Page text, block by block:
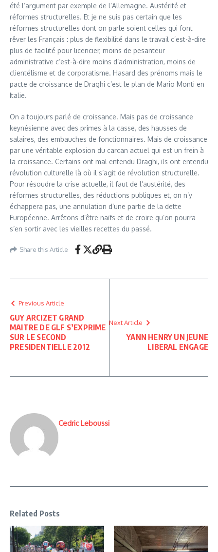
été l’argument par exemple de l’Allemagne. Austérité et
réformes structurelles. Et je ne suis pas certain que les
réformes structurelles dont on parle soient celles qui font
rêver les Français : plus de flexibilité dans le travail c’est-à-dire
plus de facilité pour licencier, moins de pesanteur
administrative c’est-à-dire moins d’administration, moins de
clientélisme et de corporatisme. Hasard des prénoms mais le
pacte de croissance de Draghi c’est le plan de Mario Monti en
Italie.
On a toujours parlé de croissance. Mais pas de croissance
keynésienne avec des primes à la casse, des hausses de
salaires, des embauches de fonctionnaires. Mais de croissance
par une véritable explosion du carcan actuel qui est un frein à
la croissance. Certains ont mal entendu Draghi, ils ont entendu
révolution culturelle là où il s’agit de révolution structurelle.
Pour résoudre la crise actuelle, il faut de l’austérité, des
réformes structurelles, des réductions publiques et, on n’y
échappera pas, une annulation d’une partie de la dette
Européenne. Arrêtons d’être naïfs et de croire qu’on pourra
s’en sortir avec les vieilles recettes du passé.
Share this Article
Previous Article
GUY ARCIZET GRAND
MAITRE DE GLF S’EXPRIME
SUR LE SECOND
PRESIDENTIELLE 2012
Next Article
YANN HENRY UN JEUNE
LIBERAL ENGAGE
Cedric Leboussi
Related Posts